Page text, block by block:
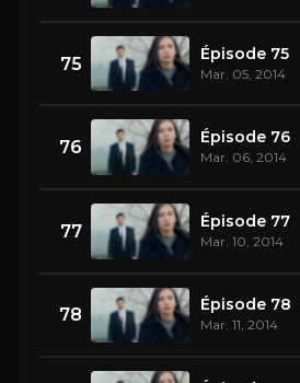
75 Épisode 75
Mar. 05, 2014
76 Épisode 76
Mar. 06, 2014
77 Épisode 77
Mar. 10, 2014
78 Épisode 78
Mar. 11, 2014